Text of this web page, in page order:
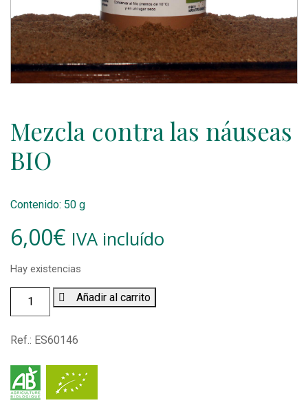
Mezcla contra las náuseas
BIO
Contenido: 50 g
6,00€ IVA incluído
Hay existencias
Mezcla
náuseas
(50
g)
Añadir al carrito
Ref.: ES60146